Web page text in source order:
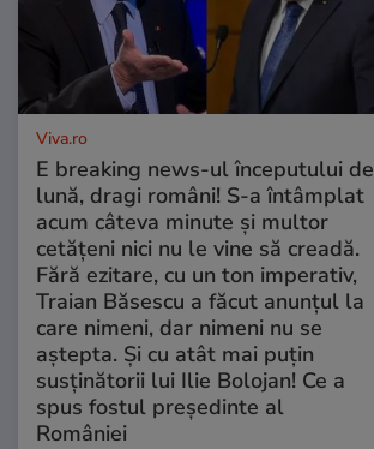
Viva.ro
E breaking news-ul începutului de
lună, dragi români! S-a întâmplat
acum câteva minute și multor
cetățeni nici nu le vine să creadă.
Fără ezitare, cu un ton imperativ,
Traian Băsescu a făcut anunțul la
care nimeni, dar nimeni nu se
aștepta. Și cu atât mai puțin
susținătorii lui Ilie Bolojan! Ce a
spus fostul președinte al
României